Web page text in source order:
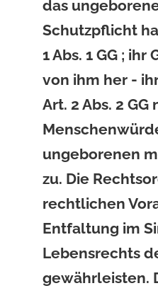
das
Schutzpflicht
1 Abs. 1 GG ;
von ihm her -
Art. 2 Abs. 2
ungeborenen
zu. Die
rechtlichen
Entfaltung im
Lebensrechts
gewährleisten.